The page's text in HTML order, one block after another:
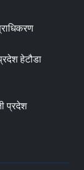
हेटौडा
प्रदेश